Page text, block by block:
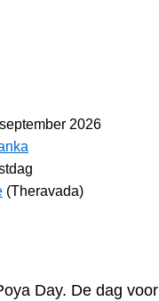
2026
(Theravada)
Day. De dag voor